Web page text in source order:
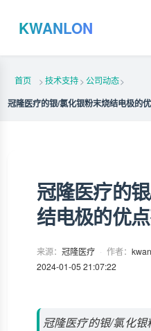
KWANLON
首页 > 技术支持> 公司动态>
冠隆医疗的银/氯化银粉末烧结电极的优
冠隆医疗的
结电极的优
来源： 冠隆医疗 · 作者：
2024-01-05 21:07:22
冠隆医疗的银/氯化